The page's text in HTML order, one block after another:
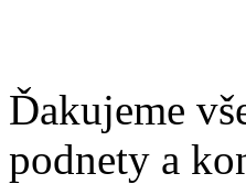
Ďakujeme
podnety a